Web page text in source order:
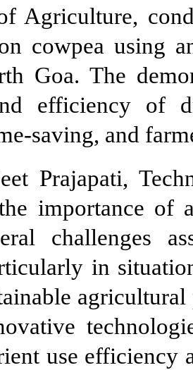
Agriculture,
cowpea using
Goa. The
efficiency of
saving, and
Prajapati,
importance of
challenges
in
use efficiency